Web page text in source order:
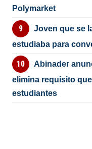
Polymarket
Joven que se
estudiaba para
Abinader
elimina requisito
estudiantes